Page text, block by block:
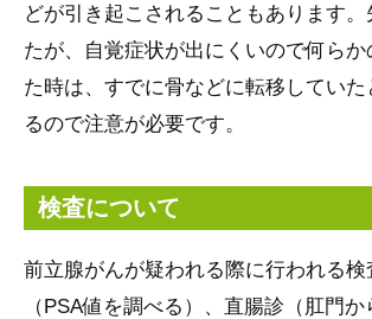
どが引き起こされることもあります
たが、自覚症状が出にくいので何ら
た時は、すでに骨などに転移してい
るので注意が必要です。
検査について
前立腺がんが疑われる際に行われる
（PSA値を調べる）、直腸診（肛門か